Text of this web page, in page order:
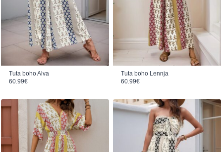
Tuta boho Alva
60.99€
Tuta boho Lennja
60.99€